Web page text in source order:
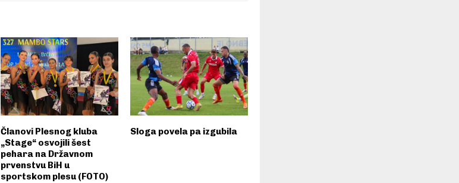
Članovi Plesnog kluba
„Stage“ osvojili šest
pehara na Državnom
prvenstvu BiH u
sportskom plesu (FOTO)
Sloga povela pa izgubila